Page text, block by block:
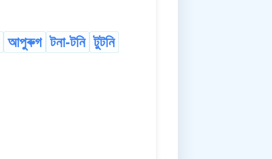
আপুৰুগ টনা-টনি টুটনি